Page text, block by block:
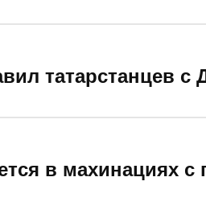
татарстанцев
в махинациях